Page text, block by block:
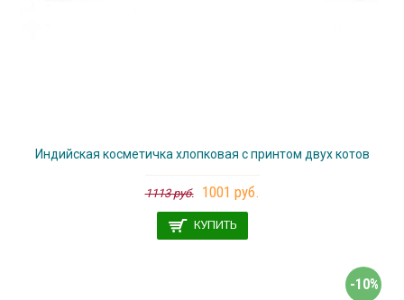
Индийская косметичка хлопковая с принтом двух котов
1113 руб. 1001 руб.
КУПИТЬ
-10%